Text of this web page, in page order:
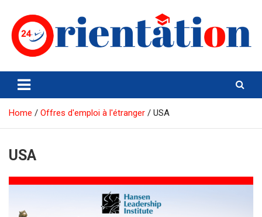
content
Orientation24
Emploi et Orientation au Maroc
Home Offres d'emploi à l'étranger USA
USA